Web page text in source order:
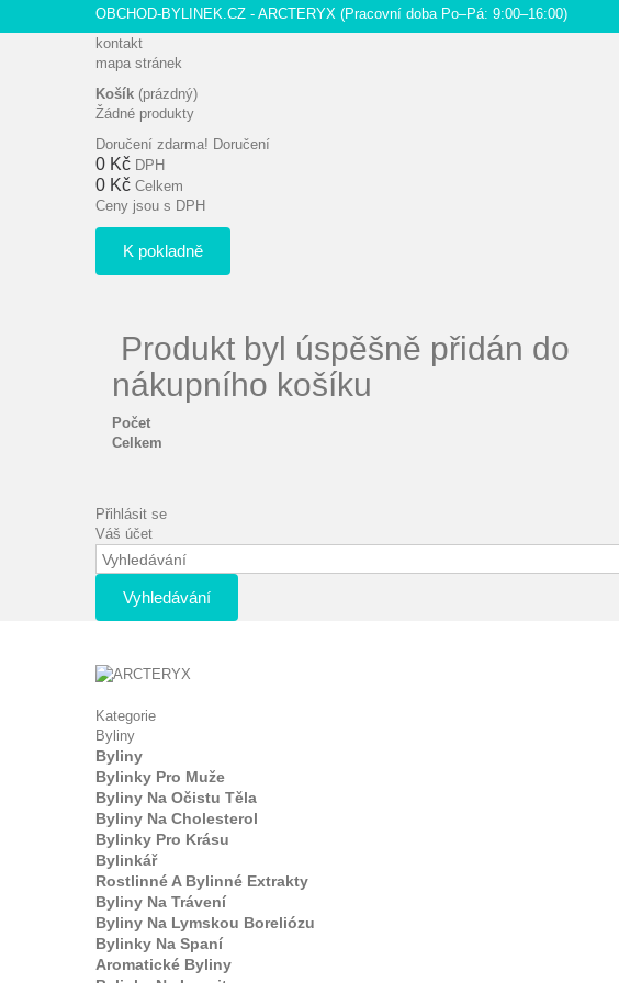
OBCHOD-BYLINEK.CZ - ARCTERYX (Pracovní doba Po–Pá: 9:00–16:00)
kontakt
mapa stránek
Košík (prázdný)
Žádné produkty
Doručení zdarma! Doručení
0 Kč DPH
0 Kč Celkem
Ceny jsou s DPH
K pokladně
Produkt byl úspěšně přidán do
nákupního košíku
Počet
Celkem
Přihlásit se
Váš účet
Vyhledávání
Kategorie
Byliny
Byliny
Bylinky Pro Muže
Byliny Na Očistu Těla
Byliny Na Cholesterol
Bylinky Pro Krásu
Bylinkář
Rostlinné A Bylinné Extrakty
Byliny Na Trávení
Byliny Na Lymskou Boreliózu
Bylinky Na Spaní
Aromatické Byliny